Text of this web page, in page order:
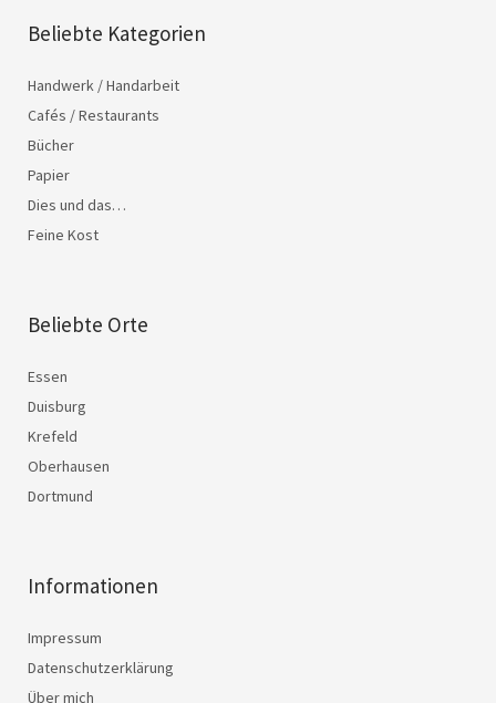
Beliebte Kategorien
Handwerk / Handarbeit
Cafés / Restaurants
Bücher
Papier
Dies und das…
Feine Kost
Beliebte Orte
Essen
Duisburg
Krefeld
Oberhausen
Dortmund
Informationen
Impressum
Datenschutzerklärung
Über mich